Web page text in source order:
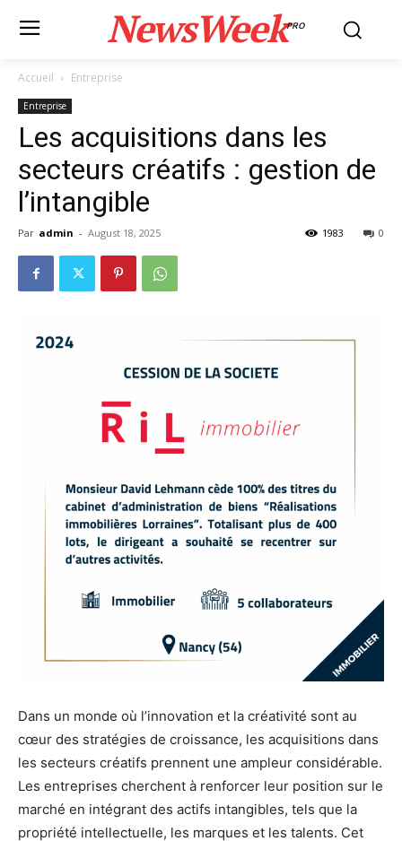
NewsWeekPRO
Accueil Entreprise
Entreprise
Les acquisitions dans les
secteurs créatifs : gestion de
l’intangible
Par admin - August 18, 2025 0
1983
Dans un monde où l’innovation et la créativité sont au
cœur des stratégies de croissance, les acquisitions dans
les secteurs créatifs prennent une ampleur considérable.
Les entreprises cherchent à renforcer leur position sur le
marché en intégrant des actifs intangibles, tels que la
propriété intellectuelle, les marques et les talents. Cet